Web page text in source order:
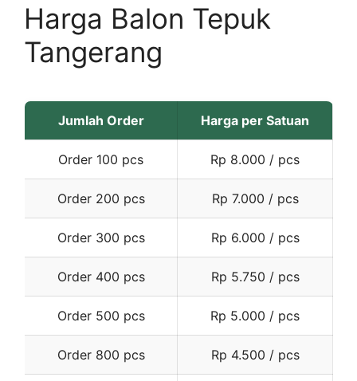
Harga Balon Tepuk
Tangerang
Jumlah Order Harga per Satuan
Order 100 pcs Rp 8.000 / pcs
Order 200 pcs Rp 7.000 / pcs
Order 300 pcs Rp 6.000 / pcs
Order 400 pcs Rp 5.750 / pcs
Order 500 pcs Rp 5.000 / pcs
Order 800 pcs Rp 4.500 / pcs